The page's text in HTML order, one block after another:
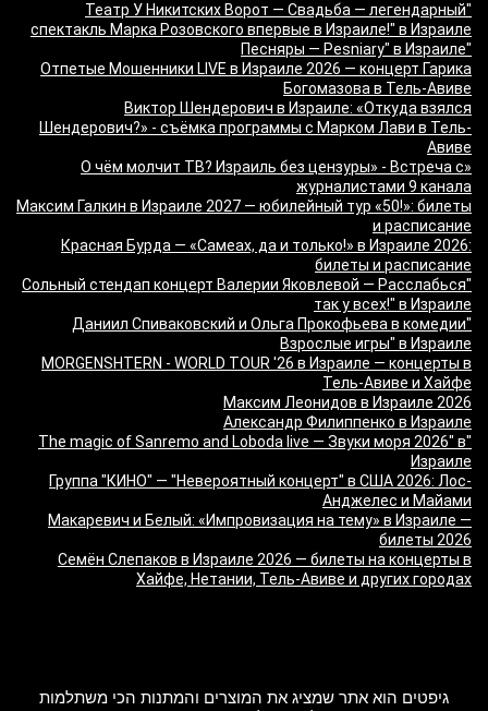
"Театр У Никитских Ворот — Свадьба — легендарный
спектакль Марка Розовского впервые в Израиле!" в Израиле
"Песняры — Pesniary" в Израиле
Отпетые Мошенники LIVE в Израиле 2026 — концерт Гарика
Богомазова в Тель-Авиве
Виктор Шендерович в Израиле: «Откуда взялся
Шендерович?» - съёмка программы с Марком Лави в Тель-
Авиве
«О чём молчит ТВ? Израиль без цензуры» - Встреча с
журналистами 9 канала
Максим Галкин в Израиле 2027 — юбилейный тур «50!»: билеты
и расписание
Красная Бурда — «Самеах, да и только!» в Израиле 2026:
билеты и расписание
"Сольный стендап концерт Валерии Яковлевой — Расслабься
так у всех!" в Израиле
"Даниил Спиваковский и Ольга Прокофьева в комедии
Взрослые игры" в Израиле
MORGENSHTERN - WORLD TOUR '26 в Израиле — концерты в
Тель-Авиве и Хайфе
Максим Леонидов в Израиле 2026
Александр Филиппенко в Израиле
"The magic of Sanremo and Loboda live — Звуки моря 2026" в
Израиле
Группа "КИНО" — "Невероятный концерт" в США 2026: Лос-
Анджелес и Майами
Макаревич и Белый: «Импровизация на тему» в Израиле —
билеты 2026
Семён Слепаков в Израиле 2026 — билеты на концерты в
Хайфе, Нетании, Тель-Авиве и других городах
גיפטים הוא אתר שמציג את המוצרים והמתנות הכי משתלמות